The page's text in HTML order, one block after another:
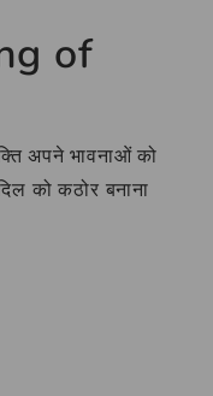
of
अपने भावनाओं को
को कठोर बनाना